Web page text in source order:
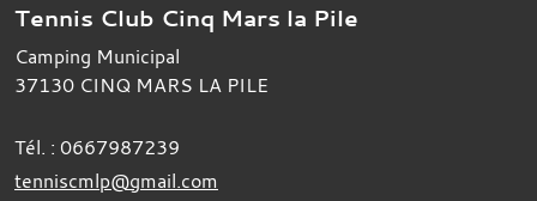
Tennis Club Cinq Mars la Pile
Camping Municipal
37130 CINQ MARS LA PILE
Tél. : 0667987239
tenniscmlp@gmail.com